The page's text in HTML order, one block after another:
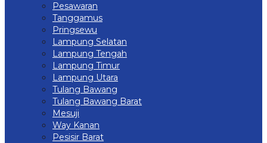
Pesawaran
Tanggamus
Pringsewu
Lampung Selatan
Lampung Tengah
Lampung Timur
Lampung Utara
Tulang Bawang
Tulang Bawang Barat
Mesuji
Way Kanan
Pesisir Barat